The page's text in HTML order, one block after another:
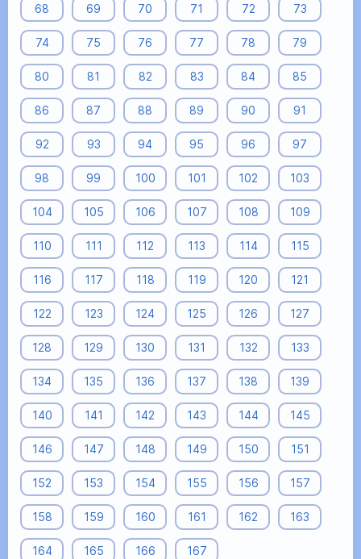
68 69 70 71 72 73
74 75 76 77 78 79
80 81 82 83 84 85
86 87 88 89 90 91
92 93 94 95 96 97
98 99 100 101 102 103
104 105 106 107 108 109
110 111 112 113 114 115
116 117 118 119 120 121
122 123 124 125 126 127
128 129 130 131 132 133
134 135 136 137 138 139
140 141 142 143 144 145
146 147 148 149 150 151
152 153 154 155 156 157
158 159 160 161 162 163
164 165 166 167